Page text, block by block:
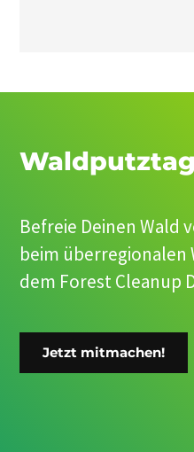
Waldputztag
Befreie Deinen Wald
beim überregionalen
dem Forest Cleanup
Jetzt mitmachen!